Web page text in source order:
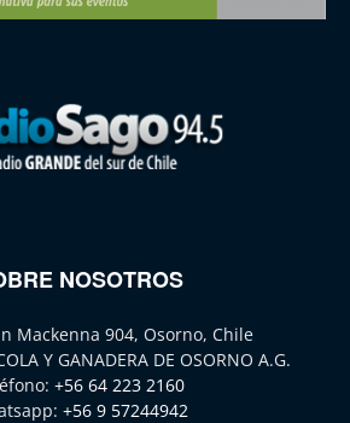
NOSOTROS
Mackenna 904, Osorno, Chile
Y GANADERA DE OSORNO A.G.
+56 64 223 2160
+56 9 57244942